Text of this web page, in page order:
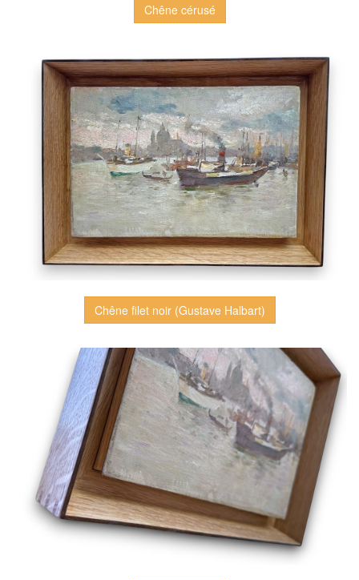
Chêne cérusé
Chêne filet noir (Gustave Halbart)